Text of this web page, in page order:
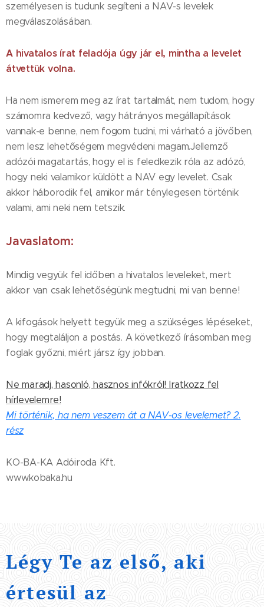
személyesen is tudunk segíteni a NAV-s levelek
megválaszolásában.
A hivatalos írat feladója úgy jár el, mintha a levelet
átvettük volna.
Ha nem ismerem meg az írat tartalmát, nem tudom, hogy
számomra kedvező, vagy hátrányos megállapítások
vannak-e benne, nem fogom tudni, mi várható a jövőben,
nem lesz lehetőségem megvédeni magam.Jellemző
adózói magatartás, hogy el is feledkezik róla az adózó,
hogy neki valamikor küldött a NAV egy levelet. Csak
akkor háborodik fel, amikor már ténylegesen történik
valami, ami neki nem tetszik.
Javaslatom:
Mindig vegyük fel időben a hivatalos leveleket, mert
akkor van csak lehetőségünk megtudni, mi van benne!
A kifogások helyett tegyük meg a szükséges lépéseket,
hogy megtaláljon a postás. A következő írásomban meg
foglak győzni, miért jársz így jobban.
Ne maradj, hasonló, hasznos infókról! Iratkozz fel
hírlevelemre!
Mi történik, ha nem veszem át a NAV-os levelemet? 2.
rész
KO-BA-KA Adóiroda Kft.
www.kobaka.hu
Légy Te az első, aki
értesül az